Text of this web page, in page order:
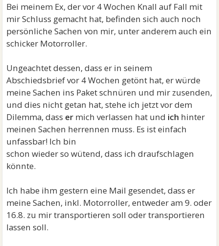
Bei meinem Ex, der vor 4 Wochen Knall auf Fall mit
mir Schluss gemacht hat, befinden sich auch noch
persönliche Sachen von mir, unter anderem auch ein
schicker Motorroller.
Ungeachtet dessen, dass er in seinem
Abschiedsbrief vor 4 Wochen getönt hat, er würde
meine Sachen ins Paket schnüren und mir zusenden,
und dies nicht getan hat, stehe ich jetzt vor dem
Dilemma, dass er mich verlassen hat und ich hinter
meinen Sachen herrennen muss. Es ist einfach
unfassbar! Ich bin
schon wieder so wütend, dass ich draufschlagen
könnte.
Ich habe ihm gestern eine Mail gesendet, dass er
meine Sachen, inkl. Motorroller, entweder am 9. oder
16.8. zu mir transportieren soll oder transportieren
lassen soll.